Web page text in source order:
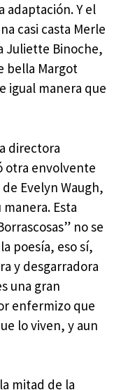
adaptación. Y el
casi casta Merle
Juliette Binoche,
bella Margot
igual manera que
directora
otra envolvente
Evelyn Waugh,
Esta
no se
poesía, eso sí,
y desgarradora
una gran
enfermizo que
lo viven, y aun
mitad de la